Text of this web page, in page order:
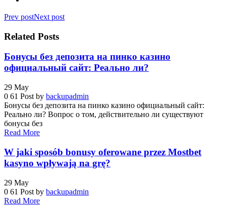
Prev postNext post
Related Posts
Бонусы без депозита на пинко казино
официальный сайт: Реально ли?
29 May
0 61 Post by backupadmin
Бонусы без депозита на пинко казино официальный сайт:
Реально ли? Вопрос о том, действительно ли существуют
бонусы без
Read More
W jaki sposób bonusy oferowane przez Mostbet
kasyno wpływają na grę?
29 May
0 61 Post by backupadmin
Read More